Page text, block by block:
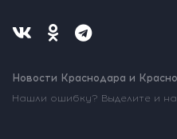
Новости Краснодара и
Нашли ошибку? Выделите и